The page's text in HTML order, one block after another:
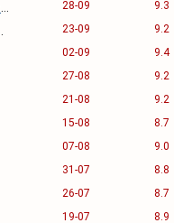
28-09 9.3
23-09 9.2
02-09 9.4
27-08 9.2
21-08 9.2
15-08 8.7
07-08 9.0
31-07 8.8
26-07 8.7
19-07 8.9